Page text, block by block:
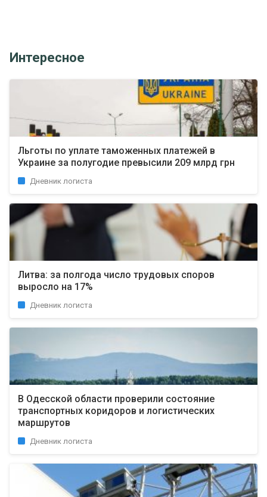
Интересное
Льготы по уплате таможенных платежей в
Украине за полугодие превысили 209 млрд грн
Дневник логиста
Литва: за полгода число трудовых споров
выросло на 17%
Дневник логиста
В Одесской области проверили состояние
транспортных коридоров и логистических
маршрутов
Дневник логиста